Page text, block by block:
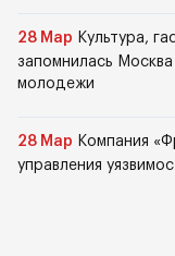
28 Мар Культура,
запомнилась
молодежи
28 Мар Компания
управления